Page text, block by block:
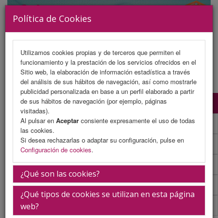
Política de Cookies
Utilizamos cookies propias y de terceros que permiten el
funcionamiento y la prestación de los servicios ofrecidos en el
Sitio web, la elaboración de información estadística a través
del análisis de sus hábitos de navegación, así como mostrarle
publicidad personalizada en base a un perfil elaborado a partir
de sus hábitos de navegación (por ejemplo, páginas
visitadas).
Al pulsar en Aceptar consiente expresamente el uso de todas
las cookies.
Si desea rechazarlas o adaptar su configuración, pulse en
Configuración de cookies.
¿Qué son las cookies?
¿Qué tipos de cookies se utilizan en esta página
web?
MENU
Presentación
La ciudad
La sede
iEvents
Secretaría Técnica
Información general